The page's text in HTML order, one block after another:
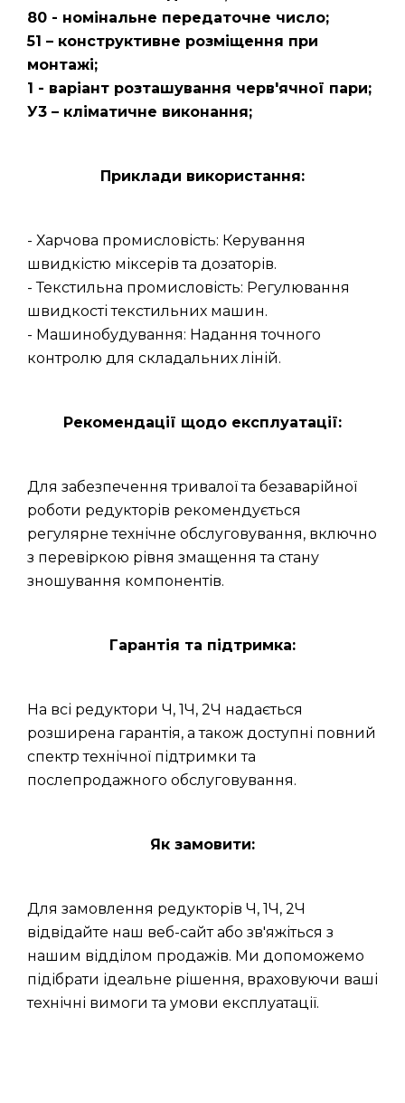
80 - номінальне передаточне число;
51 – конструктивне розміщення при
монтажі;
1 - варіант розташування черв'ячної пари;
У3 – кліматичне виконання;
Приклади використання:
- Харчова промисловість: Керування
швидкістю міксерів та дозаторів.
- Текстильна промисловість: Регулювання
швидкості текстильних машин.
- Машинобудування: Надання точного
контролю для складальних ліній.
Рекомендації щодо експлуатації:
Для забезпечення тривалої та безаварійної
роботи редукторів рекомендується
регулярне технічне обслуговування, включно
з перевіркою рівня змащення та стану
зношування компонентів.
Гарантія та підтримка:
На всі редуктори Ч, 1Ч, 2Ч надається
розширена гарантія, а також доступні повний
спектр технічної підтримки та
послепродажного обслуговування.
Як замовити:
Для замовлення редукторів Ч, 1Ч, 2Ч
відвідайте наш веб-сайт або зв'яжіться з
нашим відділом продажів. Ми допоможемо
підібрати ідеальне рішення, враховуючи ваші
технічні вимоги та умови експлуатації.